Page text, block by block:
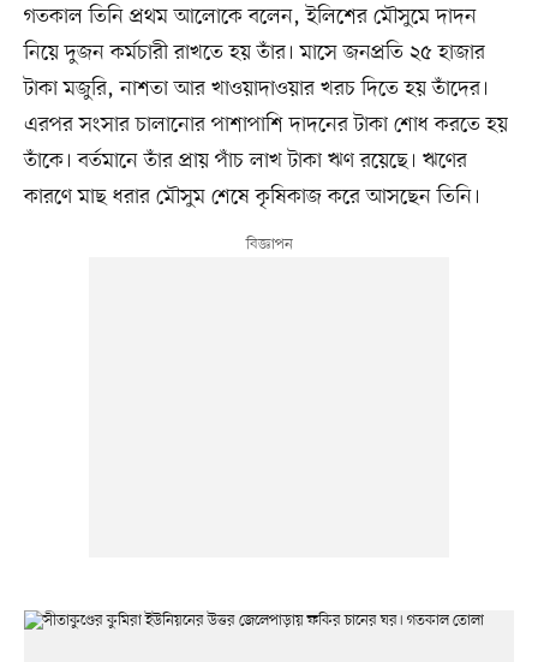
গতকাল তিনি প্রথম আলোকে বলেন, ইলিশের মৌসুমে দাদন
নিয়ে দুজন কর্মচারী রাখতে হয় তাঁর। মাসে জনপ্রতি ২৫ হাজার
টাকা মজুরি, নাশতা আর খাওয়াদাওয়ার খরচ দিতে হয় তাঁদের।
এরপর সংসার চালানোর পাশাপাশি দাদনের টাকা শোধ করতে হয়
তাঁকে। বর্তমানে তাঁর প্রায় পাঁচ লাখ টাকা ঋণ রয়েছে। ঋণের
কারণে মাছ ধরার মৌসুম শেষে কৃষিকাজ করে আসছেন তিনি।